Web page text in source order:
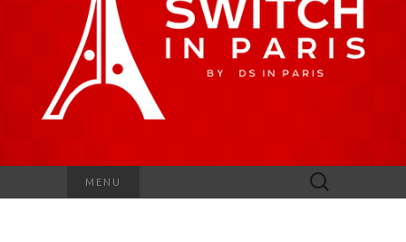
MENU Rechercher :